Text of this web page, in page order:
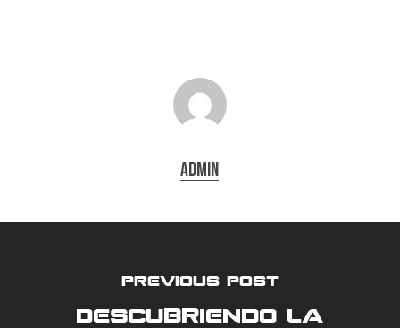
admin
Previous Post
Descubriendo la